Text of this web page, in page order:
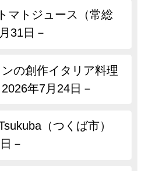
マトジュース（常総
31日－
の創作イタリア料理
年7月24日－
（つくば市）
－